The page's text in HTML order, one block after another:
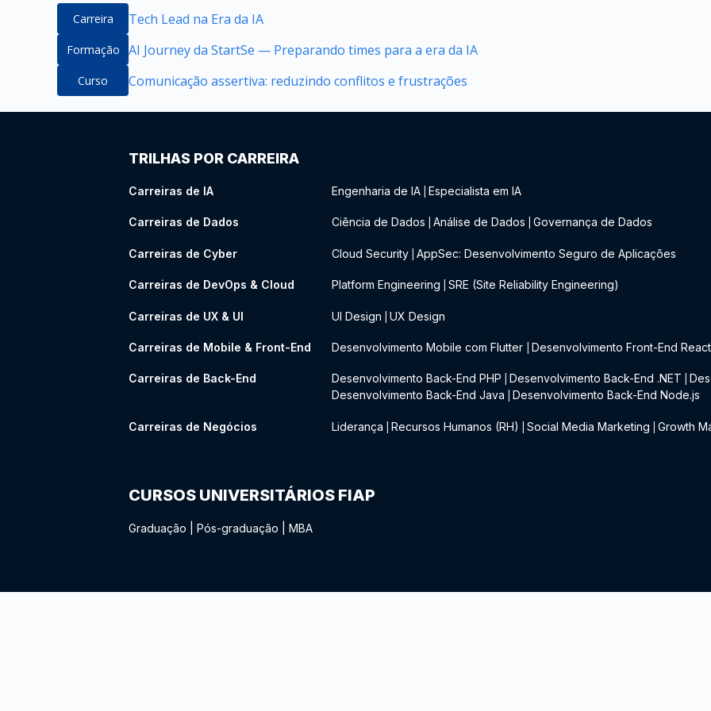
Carreira Tech Lead na Era da IA
Formação AI Journey da StartSe — Preparando times para a era da IA
Curso Comunicação assertiva: reduzindo conflitos e frustrações
TRILHAS POR CARREIRA
Carreiras de IA Engenharia de IA Especialista em IA
Carreiras de Dados Ciência de Dados Análise de Dados Governança de Dados
Carreiras de Cyber Cloud Security AppSec: Desenvolvimento Seguro de Aplicações
Carreiras de DevOps & Cloud Platform Engineering SRE (Site Reliability Engineering)
Carreiras de UX & UI UI Design UX Design
Carreiras de Mobile & Front-End Desenvolvimento Mobile com Flutter Desenvolvimento Front-End React
Carreiras de Back-End Desenvolvimento Back-End PHP Desenvolvimento Back-End .NET
Desenvolvimento Back-End Java
Desenvolvimento Back-End Node.js
Carreiras de Negócios Liderança Recursos Humanos (RH) Social Media Marketing Growth
CURSOS UNIVERSITÁRIOS FIAP
Graduação Pós-graduação MBA